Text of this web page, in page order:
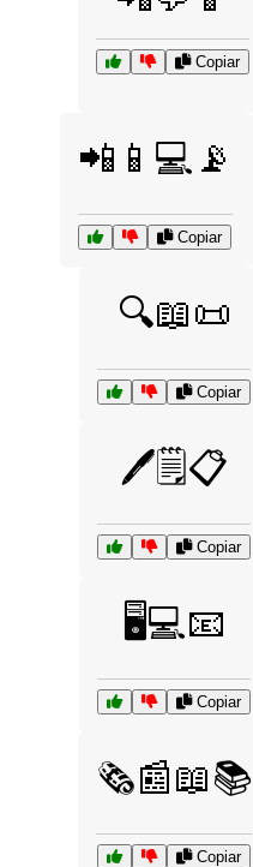
Copiar
📲📱💻📡
Copiar
🔍📖📜
Copiar
🖊️🗒️📋
Copiar
🖥️💻📧
Copiar
🗞️📰📖📚
Copiar